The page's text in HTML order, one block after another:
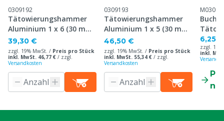
0309192
Tätowierungshammer
Aluminium 1 x 6 (30 mm),
35 mm Platte
39,30 €
zzgl. 19% MwSt. / Preis pro Stück
inkl. MwSt. 46,77 € / zzgl.
Versandkosten
0309193
Tätowierungshammer
Aluminium 1 x 5 (30 mm),
35 mm Platte
46,50 €
zzgl. 19% MwSt. / Preis pro Stück
inkl. MwSt. 55,34 € / zzgl.
Versandkosten
6,25 €
zzgl.
inkl.